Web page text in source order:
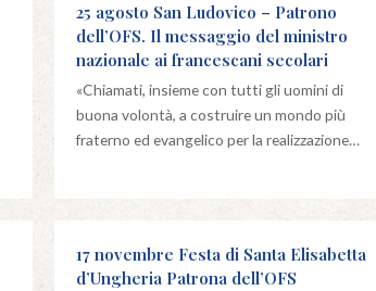
25 agosto San Ludovico – Patrono
dell’OFS. Il messaggio del ministro
nazionale ai francescani secolari
«Chiamati, insieme con tutti gli uomini di
buona volontà, a costruire un mondo più
fraterno ed evangelico per la realizzazione…
17 novembre Festa di Santa Elisabetta
d’Ungheria Patrona dell’OFS